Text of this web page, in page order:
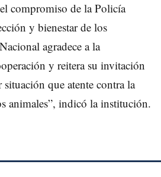
compromiso de la Policía
y bienestar de los
agradece a la
y reitera su invitación
que atente contra la
animales”, indicó la institución.